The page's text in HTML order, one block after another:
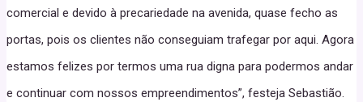
comercial e devido à precariedade na avenida, quase fecho as
portas, pois os clientes não conseguiam trafegar por aqui. Agora
estamos felizes por termos uma rua digna para podermos andar
e continuar com nossos empreendimentos”, festeja Sebastião.